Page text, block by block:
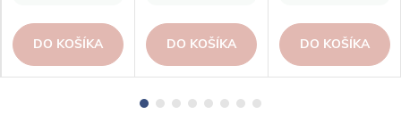
DO KOŠÍKA DO KOŠÍKA DO KOŠÍKA